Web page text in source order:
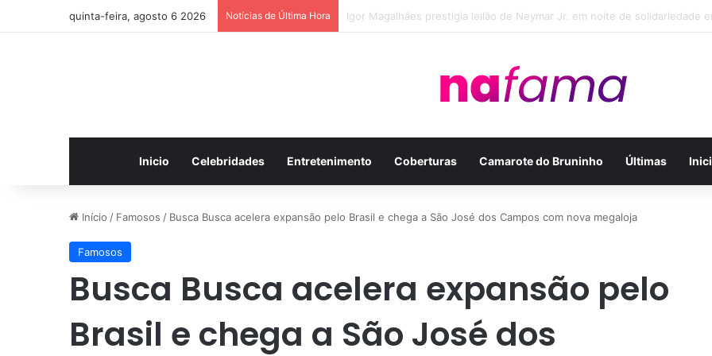
quinta-feira, agosto 6 2026 Notícias de Última Hora Wilker Manoel Soares e Thiago Michelasi fazem cobertura exclusiva do
Inicio Celebridades Entretenimento Coberturas Camarote do Bruninho Últimas
Início / Famosos / Busca Busca acelera expansão pelo Brasil e chega a São José dos Campos com nova megaloja
Famosos
Busca Busca acelera expansão pelo
Brasil e chega a São José dos